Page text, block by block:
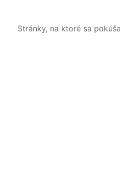
Stránky, na ktoré sa